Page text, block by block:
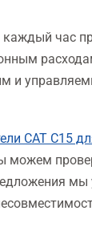
каждый час
и
CAT C15
можем